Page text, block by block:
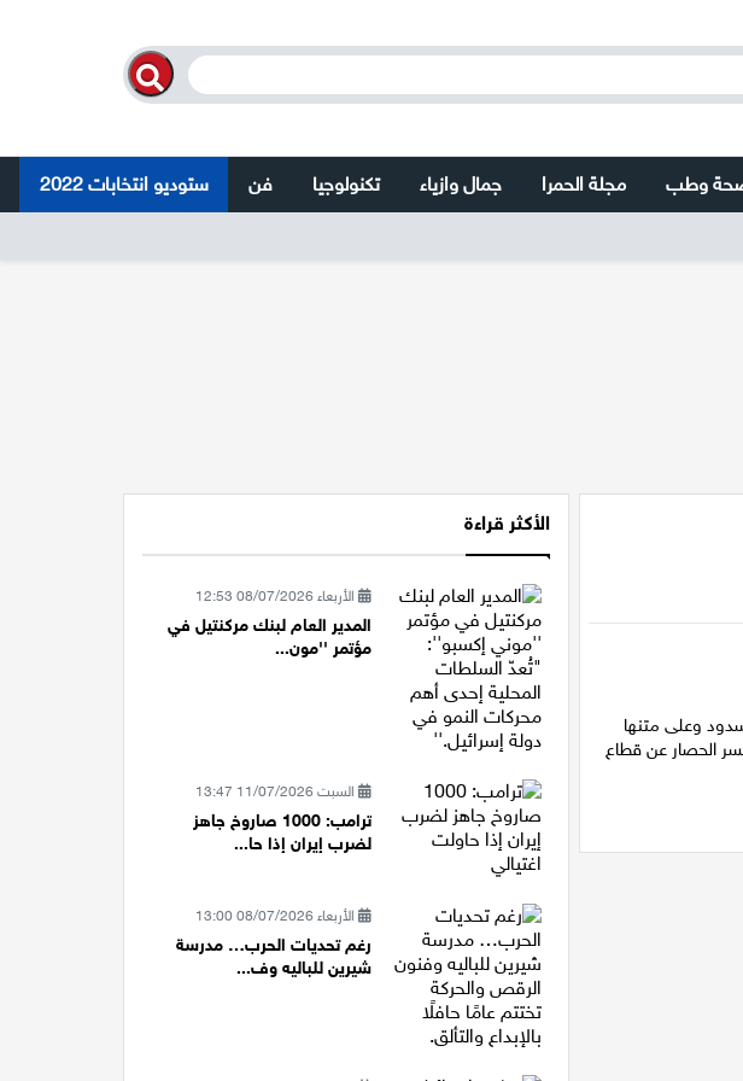
وطب مجلة الحمرا جمال وازياء تكنولوجيا فن ستوديو انتخابات 2022
اسدود وعلى متنها
الحصار عن قطاع
الأكثر قراءة
الأربعاء 08/07/2026 12:53
المدير العام لبنك مركنتيل في
مؤتمر ''مون...
السبت 11/07/2026 13:47
ترامب: 1000 صاروخ جاهز
لضرب إيران إذا حا...
الأربعاء 08/07/2026 13:00
رغم تحديات الحرب… مدرسة
شيرين للباليه وف...